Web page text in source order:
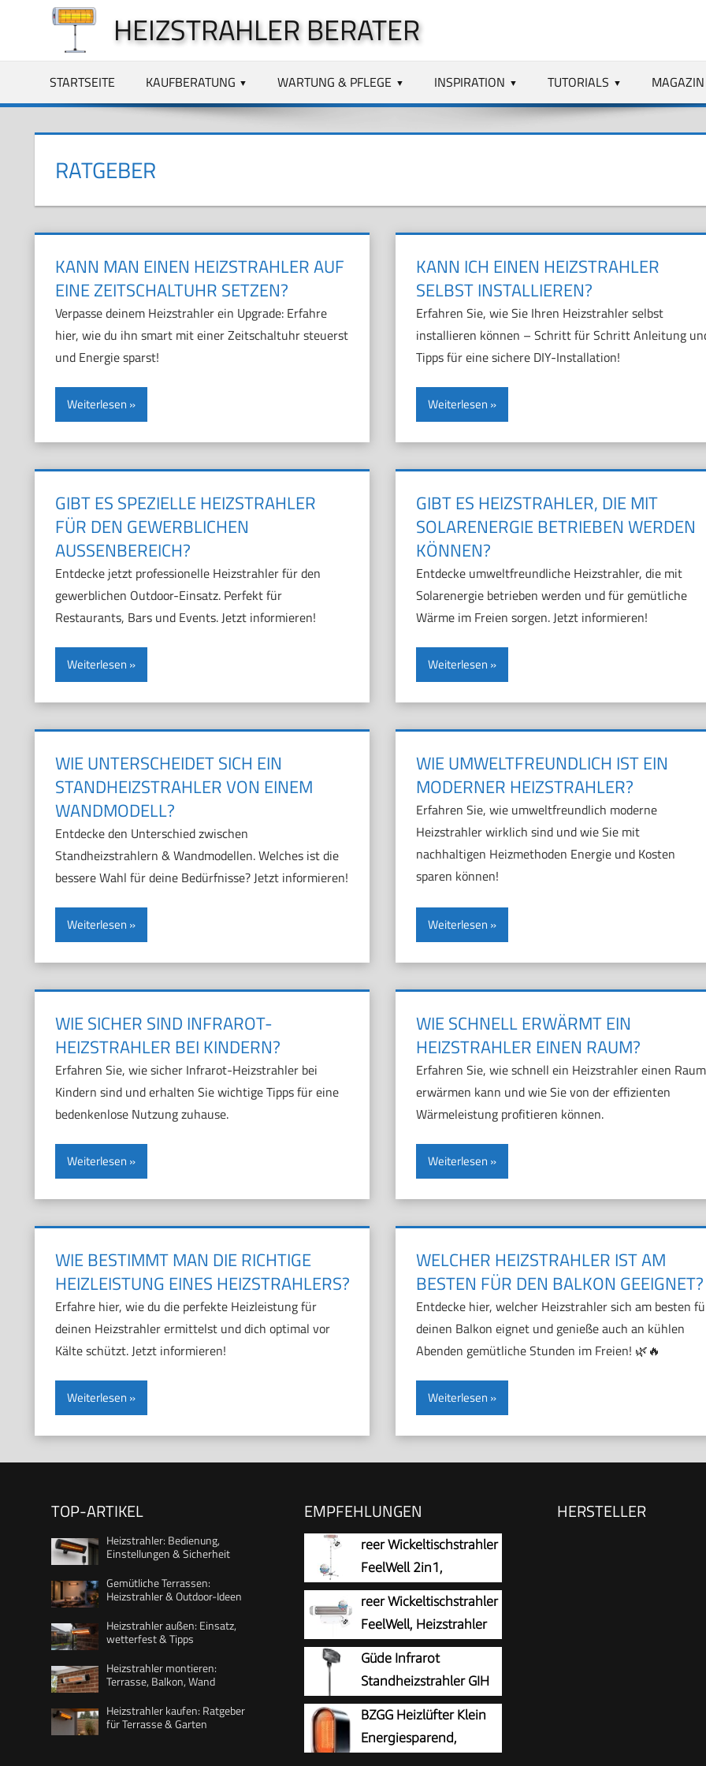
springen
HEIZSTRAHLER BERATER
STARTSEITE KAUFBERATUNG WARTUNG & PFLEGE INSPIRATION TUTORIALS MAGAZIN
RATGEBER
KANN MAN EINEN HEIZSTRAHLER AUF
EINE ZEITSCHALTUHR SETZEN?
Verpasse deinem Heizstrahler ein Upgrade: Erfahre
hier, wie du ihn smart mit einer Zeitschaltuhr steuerst
und Energie sparst!
Weiterlesen
KANN ICH EINEN HEIZSTRAHLER
SELBST INSTALLIEREN?
Erfahren Sie, wie Sie Ihren Heizstrahler selbst
installieren können – Schritt für Schritt Anleitung
Tipps für eine sichere DIY-Installation!
Weiterlesen
GIBT ES SPEZIELLE HEIZSTRAHLER
FÜR DEN GEWERBLICHEN
AUSSENBEREICH?
Entdecke jetzt professionelle Heizstrahler für den
gewerblichen Outdoor-Einsatz. Perfekt für
Restaurants, Bars und Events. Jetzt informieren!
Weiterlesen
GIBT ES HEIZSTRAHLER, DIE MIT
SOLARENERGIE BETRIEBEN WERDEN
KÖNNEN?
Entdecke umweltfreundliche Heizstrahler, die mit
Solarenergie betrieben werden und für gemütliche
Wärme im Freien sorgen. Jetzt informieren!
Weiterlesen
WIE UNTERSCHEIDET SICH EIN
STANDHEIZSTRAHLER VON EINEM
WANDMODELL?
Entdecke den Unterschied zwischen
Standheizstrahlern & Wandmodellen. Welches ist die
bessere Wahl für deine Bedürfnisse? Jetzt informieren!
Weiterlesen
WIE UMWELTFREUNDLICH IST EIN
MODERNER HEIZSTRAHLER?
Erfahren Sie, wie umweltfreundlich moderne
Heizstrahler wirklich sind und wie Sie mit
nachhaltigen Heizmethoden Energie und Kosten
sparen können!
Weiterlesen
WIE SICHER SIND INFRAROT-
HEIZSTRAHLER BEI KINDERN?
Erfahren Sie, wie sicher Infrarot-Heizstrahler bei
Kindern sind und erhalten Sie wichtige Tipps für eine
bedenkenlose Nutzung zuhause.
Weiterlesen
WIE SCHNELL ERWÄRMT EIN
HEIZSTRAHLER EINEN RAUM?
Erfahren Sie, wie schnell ein Heizstrahler einen Raum
erwärmen kann und wie Sie von der effizienten
Wärmeleistung profitieren können.
Weiterlesen
WIE BESTIMMT MAN DIE RICHTIGE
HEIZLEISTUNG EINES HEIZSTRAHLERS?
Erfahre hier, wie du die perfekte Heizleistung für
deinen Heizstrahler ermittelst und dich optimal vor
Kälte schützt. Jetzt informieren!
Weiterlesen
WELCHER HEIZSTRAHLER IST AM
BESTEN FÜR DEN BALKON GEEIGNET?
Entdecke hier, welcher Heizstrahler sich am besten
deinen Balkon eignet und genieße auch an kühlen
Abenden gemütliche Stunden im Freien! 🌿🔥
Weiterlesen
TOP-ARTIKEL
Heizstrahler: Bedienung,
Einstellungen & Sicherheit
Gemütliche Terrassen:
Heizstrahler & Outdoor-Ideen
Heizstrahler außen: Einsatz,
wetterfest & Tipps
Heizstrahler montieren:
Terrasse, Balkon, Wand
Heizstrahler kaufen: Ratgeber
für Terrasse & Garten
EMPFEHLUNGEN
reer Wickeltischstrahler
FeelWell 2in1,
Standheizstrahler und
Wandmontage, 2 Heizstufen,
Timer, Kippsicherung, geprüft
nach Medizinstandard, Weiß, aus
reer Wickeltischstrahler
FeelWell, Heizstrahler
zur Wandmontage, 2
Heizstufen, Timer, geprüft nach
Medizinstandard
Güde Infrarot
Standheizstrahler GIH
2000 (2000W
Heizstufen (650/1035/2000 W),
BZGG Heizlüfter Klein
Energiesparend,
HERSTELLER